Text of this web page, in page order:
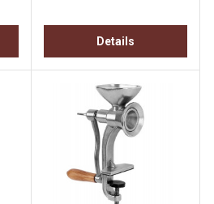
Details